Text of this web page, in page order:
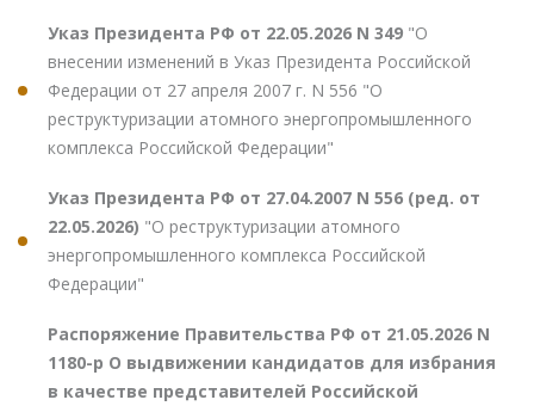
Указ Президента РФ от 22.05.2026 N 349 "О
внесении изменений в Указ Президента Российской
Федерации от 27 апреля 2007 г. N 556 "О
реструктуризации атомного энергопромышленного
комплекса Российской Федерации"
Указ Президента РФ от 27.04.2007 N 556 (ред. от
22.05.2026) "О реструктуризации атомного
энергопромышленного комплекса Российской
Федерации"
Распоряжение Правительства РФ от 21.05.2026 N
1180-р О выдвижении кандидатов для избрания
в качестве представителей Российской